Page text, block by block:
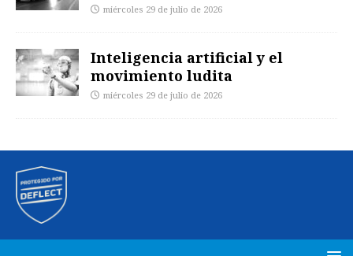
miércoles 29 de julio de 2026
Inteligencia artificial y el
movimiento ludita
miércoles 29 de julio de 2026